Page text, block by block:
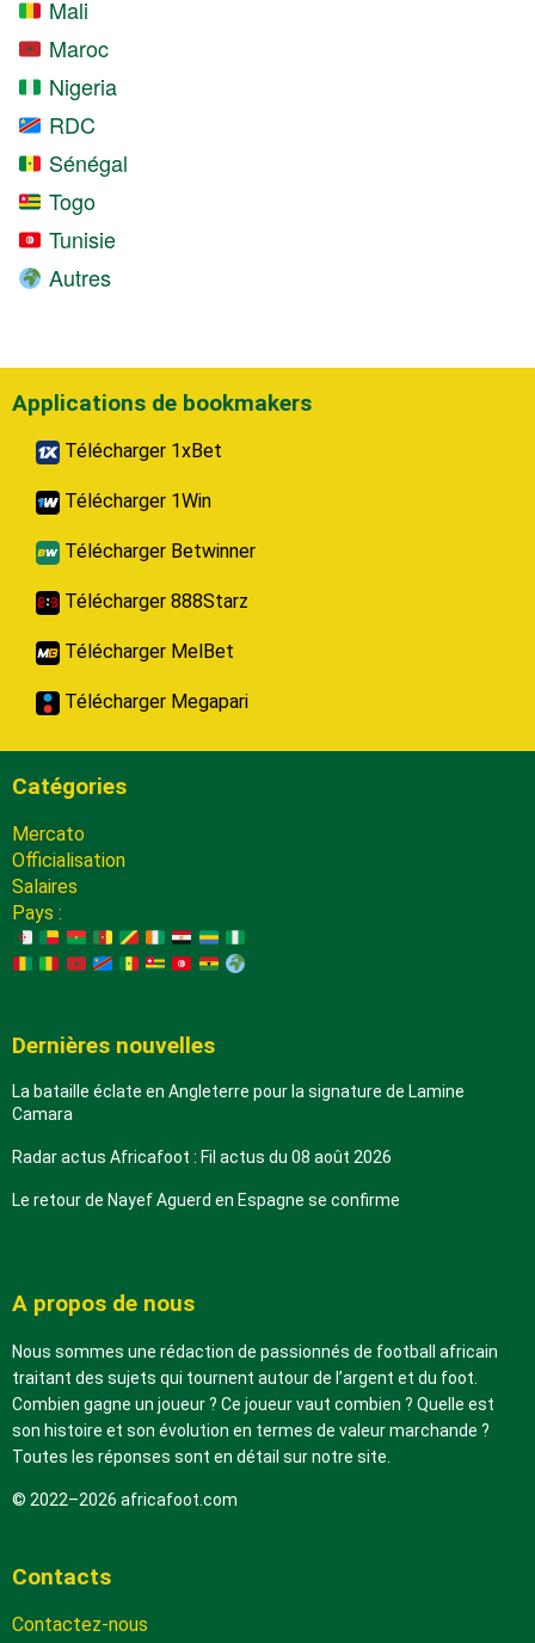
Mali
Maroc
Nigeria
RDC
Sénégal
Togo
Tunisie
Autres
Applications de bookmakers
Télécharger 1xBet
Télécharger 1Win
Télécharger Betwinner
Télécharger 888Starz
Télécharger MelBet
Télécharger Megapari
Catégories
Mercato
Officialisation
Salaires
Pays :
Dernières nouvelles
La bataille éclate en Angleterre pour la signature de Lamine
Camara
Radar actus Africafoot : Fil actus du 08 août 2026
Le retour de Nayef Aguerd en Espagne se confirme
A propos de nous
Nous sommes une rédaction de passionnés de football africain
traitant des sujets qui tournent autour de l’argent et du foot.
Combien gagne un joueur ? Ce joueur vaut combien ? Quelle est
son histoire et son évolution en termes de valeur marchande ?
Toutes les réponses sont en détail sur notre site.
© 2022–2026 africafoot.com
Contacts
Contactez-nous